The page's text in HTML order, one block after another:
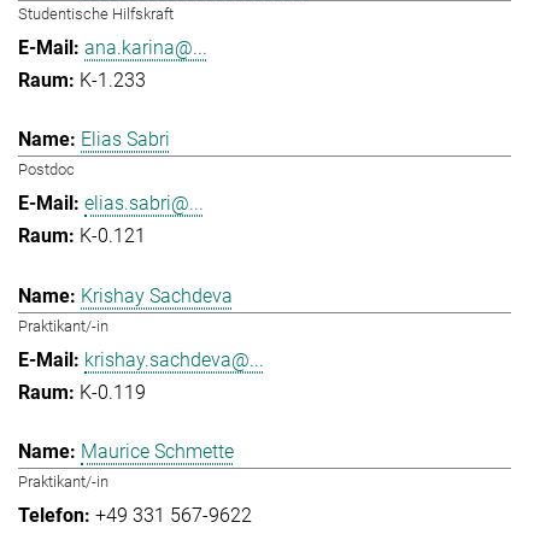
Studentische Hilfskraft
ana.karina@...
K-1.233
Elias Sabri
Postdoc
elias.sabri@...
K-0.121
Krishay Sachdeva
Praktikant/-in
krishay.sachdeva@...
K-0.119
Maurice Schmette
Praktikant/-in
+49 331 567-9622